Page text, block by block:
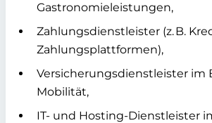
Gastronomieleistungen,
Zahlungsdienstleister (z. B.
Zahlungsplattformen),
Versicherungsdienstleister im
Mobilität,
IT- und Hosting-Dienstleister